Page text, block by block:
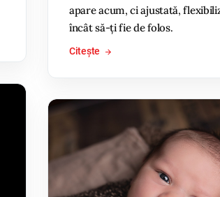
apare acum, ci ajustată,
încât să-ți fie de folos.
Citește